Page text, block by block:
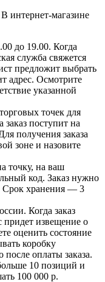
интернет-магазине
до 19.00. Когда
служба свяжется
предложит выбрать
адрес. Осмотрите
указанной
точек для
заказ поступит на
получения заказа
зоне и назовите
точку, на ваш
код. Заказ нужно
Срок хранения — 3
Когда заказ
придет извещение о
оценить состояние
коробку
после оплаты заказа.
10 позиций и
100 000 р.